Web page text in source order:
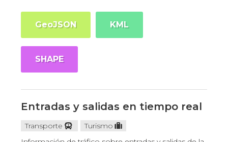
GeoJSON KML
SHAPE
Entradas y salidas en tiempo real
Transporte
Turismo